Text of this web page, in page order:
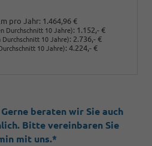
pro Jahr: 1.464,96 €
Durchschnitt 10 Jahre): 1.152,- €
Durchschnitt 10 Jahre): 2.736,- €
10 Jahre): 4.224,- €
beraten wir Sie auch
Bitte vereinbaren Sie
mit uns.*